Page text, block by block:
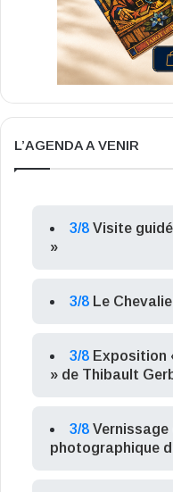
L’AGENDA A VENIR
3/8 Visite
»
3/8 Le
3/8 Exposition
» de Thibault
3/8 Vernissage
photographique